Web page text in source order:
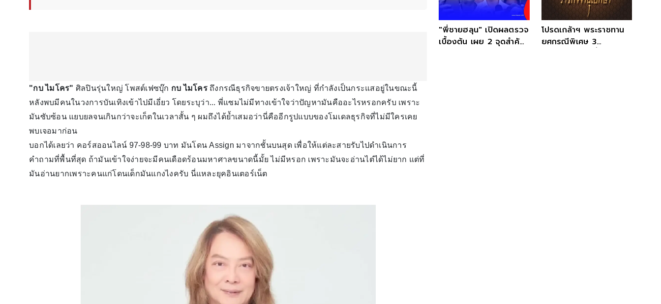
"กบ ไมโคร" ศิลปินรุ่นใหญ่ โพสต์เฟซบุ๊ก กบ ไมโคร ถึงกรณีธุรกิจขายตรงเจ้าใหญ่ ที่กำลังเป็นกระแสอยู่ในขณะนี้
หลังพบมีคนในวงการบันเทิงเข้าไปมีเอี่ยว โดยระบุว่า... พี่แซมไม่มีทางเข้าใจว่าปัญหามันคืออะไรหรอกครับ เพราะ
มันซับซ้อน แยบยลจนเกินกว่าจะเก็ตในเวลาสั้น ๆ ผมถึงได้ย้ำเสมอว่านี่คืออีกรูปแบบของโมเดลธุรกิจที่ไม่มีใครเคย
พบเจอมาก่อน
บอกได้เลยว่า คอร์สออนไลน์ 97-98-99 บาท มันโดน Assign มาจากชั้นบนสุด เพื่อให้แต่ละสายรับไปดำเนินการ
คำถามที่พื้นที่สุด ถ้ามันเข้าใจง่ายจะมีคนเดือดร้อนมหาศาลขนาดนี้มั้ย ไม่มีหรอก เพราะมันจะอ่านไต๋ได้ไม่ยาก แต่ที่
มันอ่านยากเพราะคนแก่โดนเด็กมันแกงไงครับ นี่แหละยุคอินเตอร์เน็ต
"พี่ชายฮลุน" เปิดผลตรวจ
เบื้องต้น เผย 2 จุดสำคัญ
โปรดเกล้าฯ พระราชทาน
ยศกรณีพิเศษ 3